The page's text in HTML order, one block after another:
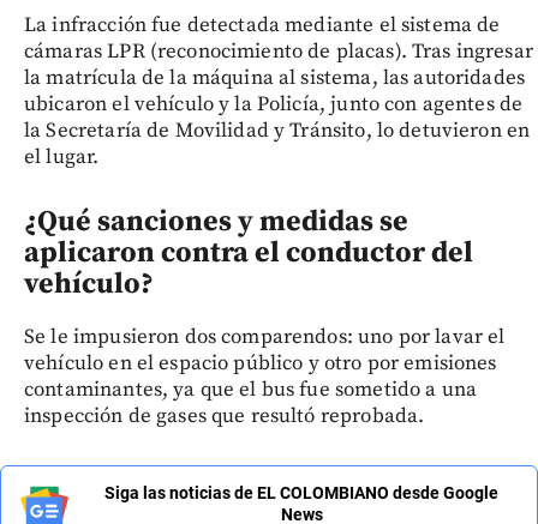
La infracción fue detectada mediante el sistema de
cámaras LPR (reconocimiento de placas). Tras ingresar
la matrícula de la máquina al sistema, las autoridades
ubicaron el vehículo y la Policía, junto con agentes de
la Secretaría de Movilidad y Tránsito, lo detuvieron en
el lugar.
¿Qué sanciones y medidas se
aplicaron contra el conductor del
vehículo?
Se le impusieron dos comparendos: uno por lavar el
vehículo en el espacio público y otro por emisiones
contaminantes, ya que el bus fue sometido a una
inspección de gases que resultó reprobada.
Siga las noticias de EL COLOMBIANO desde Google
News